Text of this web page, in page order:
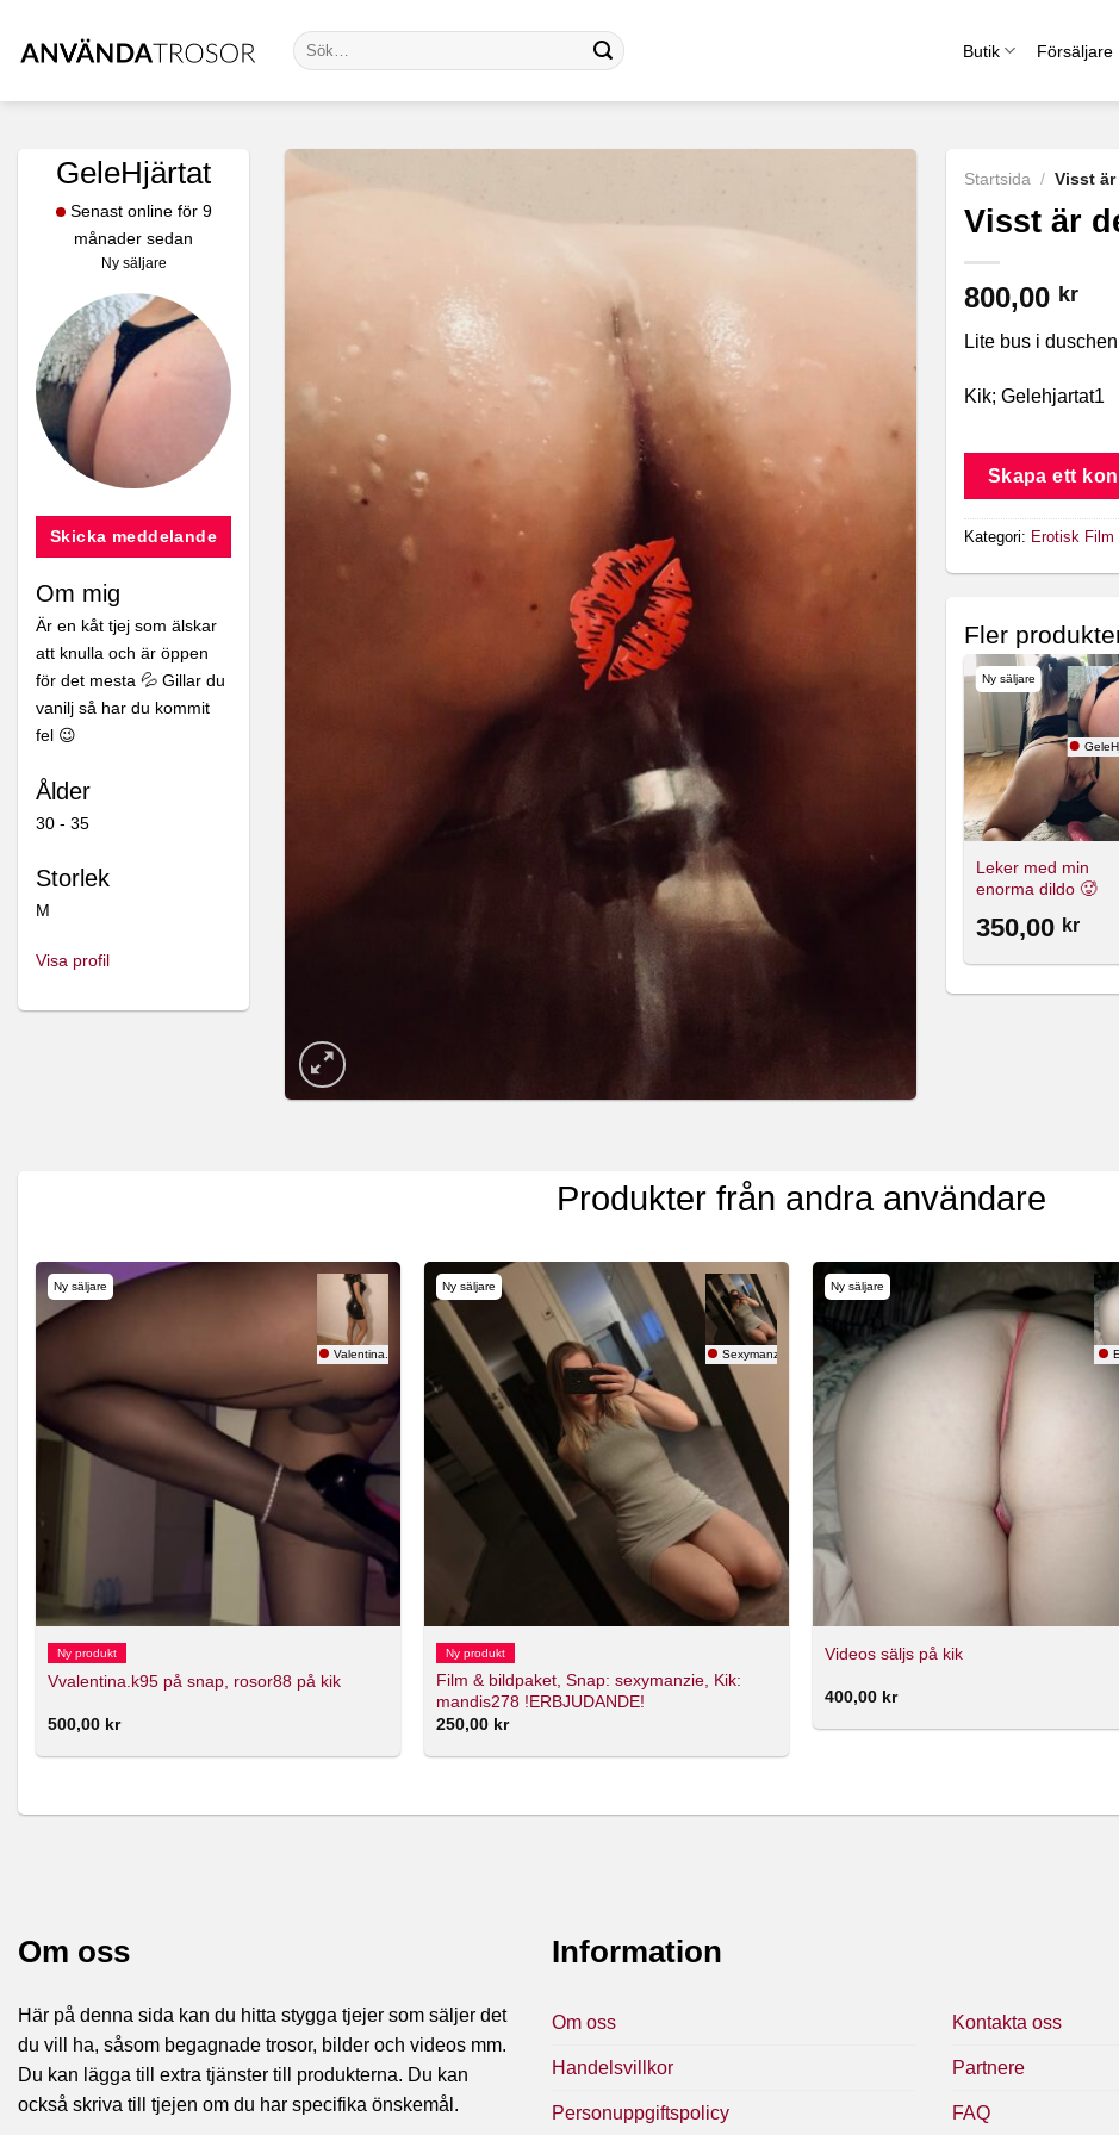
Sök
efter:
Butik Försäljare
GeleHjärtat
Senast online för 9
månader sedan
Ny säljare
Skicka meddelande
Om mig
Är en kåt tjej som älskar
att knulla och är öppen
för det mesta 💦 Gillar du
vanilj så har du kommit
fel 😉
Ålder
30 - 35
Storlek
M
Visa profil
Startsida / Visst
Visst är
800,00 kr
Lite bus i
Kik; Gelehjartat1
Skapa ett
Kategori: Erotisk Film
Fler
Ny säljare
Leker med min
enorma dildo 🥵
350,00 kr
Produkter från andra användare
Ny säljare
Valentina.S
Ny produkt
Vvalentina.k95 på snap, rosor88 på kik
500,00 kr
Ny säljare
Sexymanzie
Ny produkt
Film & bildpaket, Snap: sexymanzie, Kik:
mandis278 !ERBJUDANDE!
250,00 kr
Ny säljare
Videos säljs på kik
400,00 kr
Om oss
Här på denna sida kan du hitta stygga tjejer som säljer det
du vill ha, såsom begagnade trosor, bilder och videos mm.
Du kan lägga till extra tjänster till produkterna. Du kan
också skriva till tjejen om du har specifika önskemål.
Information
Om oss
Handelsvillkor
Personuppgiftspolicy
Kontakta oss
Partnere
FAQ